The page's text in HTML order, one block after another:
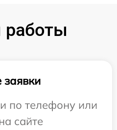
по телефону или
сайте